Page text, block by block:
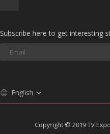
Subscribe here to get interesting
English
Copyright © 2019 TV